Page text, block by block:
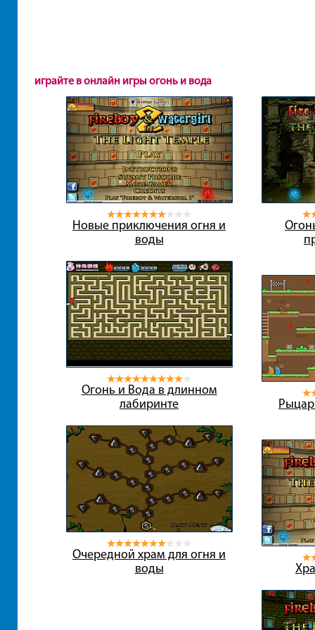
играйте в онлайн игры огонь и вода
Новые приключения огня и
воды
Огонь и Вода в длинном
лабиринте
Очередной храм для огня и
воды